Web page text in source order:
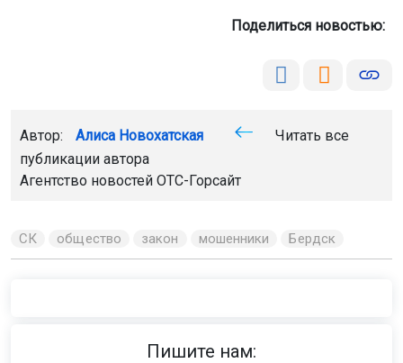
Поделиться новостью:
Автор: Алиса Новохатская
Читать все
публикации автора
Агентство новостей ОТС-Горсайт
СК общество закон мошенники Бердск
Пишите нам: